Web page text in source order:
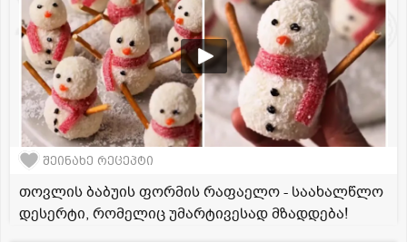
შეინახე რეცეპტი
თოვლის ბაბუის ფორმის რაფაელო - საახალწლო
დესერტი, რომელიც უმარტივესად მზადდება!